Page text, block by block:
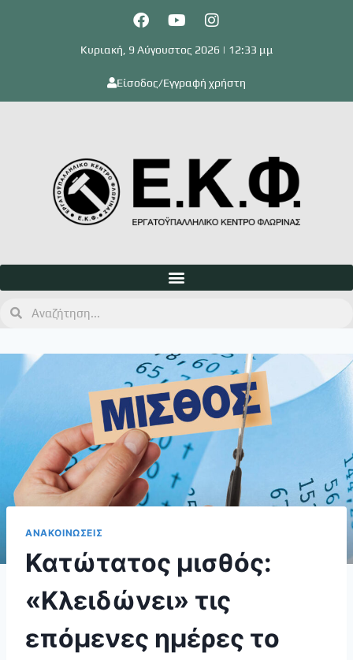
Κυριακή, 9 Αύγουστος 2026 | 12:33 μμ
Είσοδος/Εγγραφή χρήστη
ΑΝΑΚΟΙΝΩΣΕΙΣ
Κατώτατος μισθός:
«Κλειδώνει» τις
επόμενες ημέρες το